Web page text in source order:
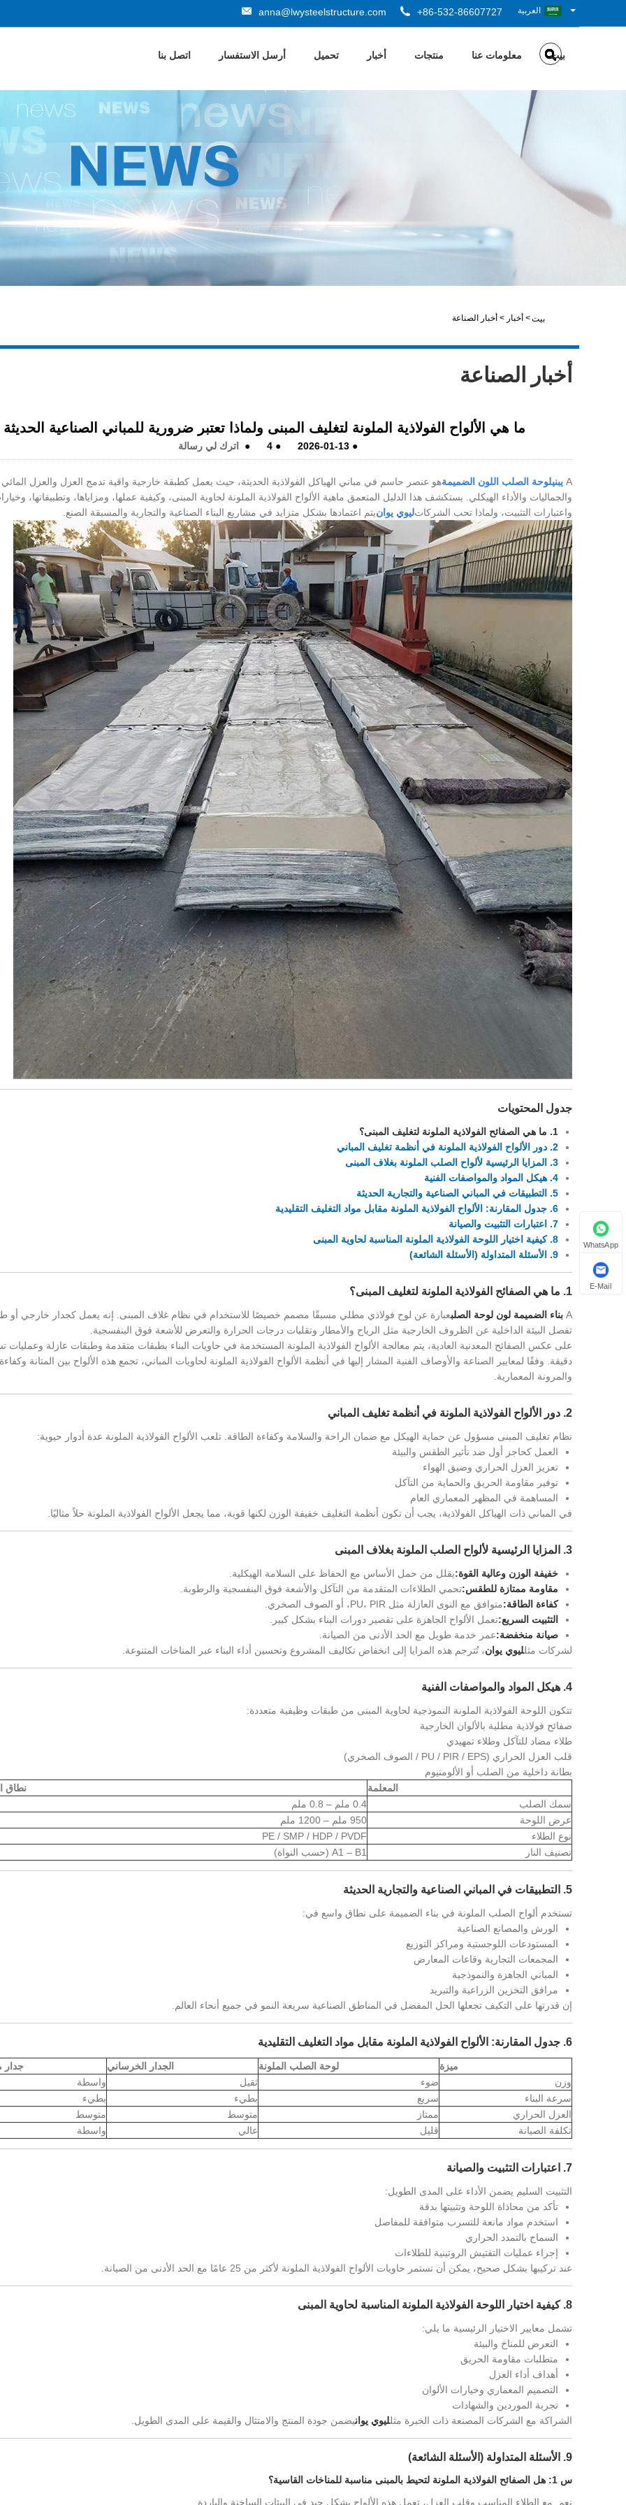
+86-532-86607727
anna@lwysteelstructure.com العربية
بيت معلومات عنا منتجات أخبار تحميل أرسل الاستفسار اتصل بنا
بيت> أخبار > أخبار الصناعة
أخبار الصناعة
ما هي الألواح الفولاذية الملونة لتغليف المبنى ولماذا تعتبر ضرورية للمباني الصناعية الحديثة
●
2026-01-13
●
4
● اترك لي رسالة
A يبنيلوحة الصلب اللون الضميمةهو عنصر حاسم في مباني الهياكل الفولاذية الحديثة، حيث يعمل كطبقة خارجية واقية تدمج العزل والعزل المائي
والجماليات والأداء الهيكلي. يستكشف هذا الدليل المتعمق ماهية الألواح الفولاذية الملونة لحاوية المبنى، وكيفية عملها، ومزاياها، وتطبيقاتها،
واعتبارات التثبيت، ولماذا تحب الشركاتليوي يوانيتم اعتمادها بشكل متزايد في مشاريع البناء الصناعية والتجارية والمسبقة الصنع.
جدول المحتويات
1. ما هي الصفائح الفولاذية الملونة لتغليف المبنى؟
2. دور الألواح الفولاذية الملونة في أنظمة تغليف المباني
3. المزايا الرئيسية لألواح الصلب الملونة بغلاف المبنى
4. هيكل المواد والمواصفات الفنية
5. التطبيقات في المباني الصناعية والتجارية الحديثة
6. جدول المقارنة: الألواح الفولاذية الملونة مقابل مواد التغليف التقليدية
7. اعتبارات التثبيت والصيانة
8. كيفية اختيار اللوحة الفولاذية الملونة المناسبة لحاوية المبنى
9. الأسئلة المتداولة (الأسئلة الشائعة)
1. ما هي الصفائح الفولاذية الملونة لتغليف المبنى؟
A بناء الضميمة لون لوحة الصلبعبارة عن لوح فولاذي مطلي مسبقًا مصمم خصيصًا للاستخدام في نظام غلاف المبنى. إنه يعمل كجدار خارجي
تفصل البيئة الداخلية عن الظروف الخارجية مثل الرياح والأمطار وتقلبات درجات الحرارة والتعرض للأشعة فوق البنفسجية.
على عكس الصفائح المعدنية العادية، يتم معالجة الألواح الفولاذية الملونة المستخدمة في حاويات البناء بطبقات متقدمة وطبقات عازلة وعمليات
دقيقة. وفقًا لمعايير الصناعة والأوصاف الفنية المشار إليها في أنظمة الألواح الفولاذية الملونة لحاويات المباني، تجمع هذه الألواح بين المتانة
والمرونة المعمارية.
2. دور الألواح الفولاذية الملونة في أنظمة تغليف المباني
نظام تغليف المبنى مسؤول عن حماية الهيكل مع ضمان الراحة والسلامة وكفاءة الطاقة. تلعب الألواح الفولاذية الملونة عدة أدوار حيوية:
العمل كحاجز أول ضد تأثير الطقس والبيئة
تعزيز العزل الحراري وضيق الهواء
توفير مقاومة الحريق والحماية من التآكل
المساهمة في المظهر المعماري العام
في المباني ذات الهياكل الفولاذية، يجب أن تكون أنظمة التغليف خفيفة الوزن لكنها قوية، مما يجعل الألواح الفولاذية الملونة حلاً مثاليًا.
3. المزايا الرئيسية لألواح الصلب الملونة بغلاف المبنى
خفيفة الوزن وعالية القوة:يقلل من حمل الأساس مع الحفاظ على السلامة الهيكلية.
مقاومة ممتازة للطقس:تحمي الطلاءات المتقدمة من التآكل والأشعة فوق البنفسجية والرطوبة.
كفاءة الطاقة:متوافق مع النوى العازلة مثل PU، PIR، أو الصوف الصخري.
التثبيت السريع:تعمل الألواح الجاهزة على تقصير دورات البناء بشكل كبير.
صيانة منخفضة:عمر خدمة طويل مع الحد الأدنى من الصيانة.
لشركات مثلليوي يوان، تُترجم هذه المزايا إلى انخفاض تكاليف المشروع وتحسين أداء البناء عبر المناخات المتنوعة.
4. هيكل المواد والمواصفات الفنية
تتكون اللوحة الفولاذية الملونة النموذجية لحاوية المبنى من طبقات وظيفية متعددة:
صفائح فولاذية مطلية بالألوان الخارجية
طلاء مضاد للتآكل وطلاء تمهيدي
قلب العزل الحراري (PU / PIR / EPS / الصوف الصخري)
بطانة داخلية من الصلب أو الألومنيوم
المعلمة
نطاق
سمك الصلب
0.4 ملم – 0.8 ملم
عرض اللوحة
950 ملم – 1200 ملم
نوع الطلاء
PE / SMP / HDP / PVDF
تصنيف النار
A1 – B1 (حسب النواة)
5. التطبيقات في المباني الصناعية والتجارية الحديثة
تستخدم ألواح الصلب الملونة في بناء الضميمة على نطاق واسع في:
الورش والمصانع الصناعية
المستودعات اللوجستية ومراكز التوزيع
المجمعات التجارية وقاعات المعارض
المباني الجاهزة والنموذجية
مرافق التخزين الزراعية والتبريد
إن قدرتها على التكيف تجعلها الحل المفضل في المناطق الصناعية سريعة النمو في جميع أنحاء العالم.
6. جدول المقارنة: الألواح الفولاذية الملونة مقابل مواد التغليف التقليدية
ميزة لوحة الصلب الملونة الجدار الخرساني
وزن
ضوء ثقيل
واسطة
سرعة البناء
سريع بطيء
بطيء
العزل الحراري
ممتاز متوسط
متوسط
تكلفة الصيانة
قليل عالي واسطة
7. اعتبارات التثبيت والصيانة
التثبيت السليم يضمن الأداء على المدى الطويل:
تأكد من محاذاة اللوحة وتثبيتها بدقة
استخدم مواد مانعة للتسرب متوافقة للمفاصل
السماح بالتمدد الحراري
إجراء عمليات التفتيش الروتينية للطلاءات
عند تركيبها بشكل صحيح، يمكن أن تستمر حاويات الألواح الفولاذية الملونة لأكثر من 25 عامًا مع الحد الأدنى من الصيانة.
8. كيفية اختيار اللوحة الفولاذية الملونة المناسبة لحاوية المبنى
تشمل معايير الاختيار الرئيسية ما يلي:
التعرض للمناخ والبيئة
متطلبات مقاومة الحريق
أهداف أداء العزل
التصميم المعماري وخيارات الألوان
تجربة الموردين والشهادات
الشراكة مع الشركات المصنعة ذات الخبرة مثلليوي يوانيضمن جودة المنتج والامتثال والقيمة على المدى الطويل.
9. الأسئلة المتداولة (الأسئلة الشائعة)
س 1: هل الصفائح الفولاذية الملونة لتحيط بالمبنى مناسبة للمناخات القاسية؟
نعم. مع الطلاء المناسب وقلب العزل، تعمل هذه الألواح بشكل جيد في البيئات الساخنة والباردة.
WhatsApp
E-Mail